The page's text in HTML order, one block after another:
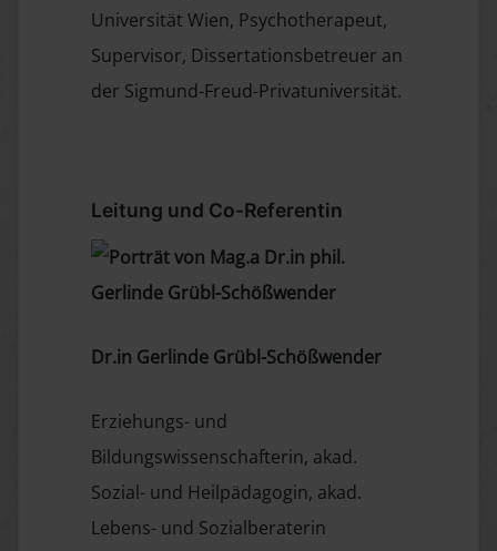
Universität Wien, Psychotherapeut,
Supervisor, Dissertationsbetreuer an
der Sigmund-Freud-Privatuniversität.
Leitung und Co-Referentin
Dr.in Gerlinde Grübl-Schößwender
Erziehungs- und
Bildungswissenschafterin, akad.
Sozial- und Heilpädagogin, akad.
Lebens- und Sozialberaterin